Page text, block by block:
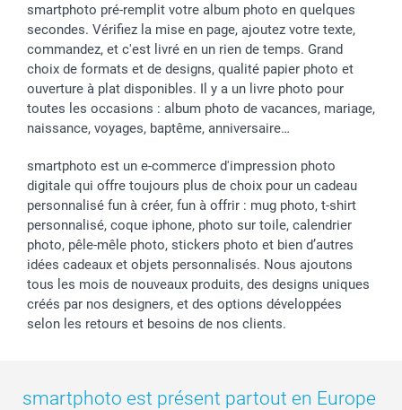
smartphoto pré-remplit votre album photo en quelques
secondes. Vérifiez la mise en page, ajoutez votre texte,
commandez, et c'est livré en un rien de temps. Grand
choix de formats et de designs, qualité papier photo et
ouverture à plat disponibles. Il y a un livre photo pour
toutes les occasions : album photo de vacances, mariage,
naissance, voyages, baptême, anniversaire…
smartphoto est un e-commerce d'impression photo
digitale qui offre toujours plus de choix pour un cadeau
personnalisé fun à créer, fun à offrir : mug photo, t-shirt
personnalisé, coque iphone, photo sur toile, calendrier
photo, pêle-mêle photo, stickers photo et bien d’autres
idées cadeaux et objets personnalisés. Nous ajoutons
tous les mois de nouveaux produits, des designs uniques
créés par nos designers, et des options développées
selon les retours et besoins de nos clients.
smartphoto est présent partout en Europe